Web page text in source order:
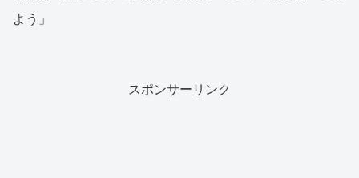
よう」
スポンサーリンク